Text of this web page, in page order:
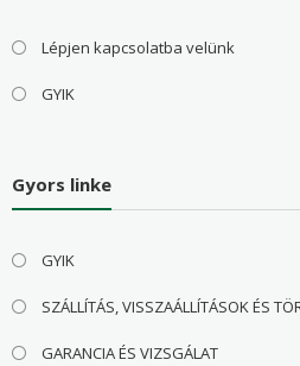
Lépjen kapcsolatba velünk
GYIK
Gyors linke
GYIK
SZÁLLÍTÁS, VISSZAÁLLÍTÁSOK ÉS
GARANCIA ÉS VIZSGÁLAT